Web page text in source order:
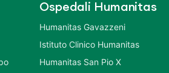
Ospedali Humanitas
Humanitas Gavazzeni
Istituto Clinico Humanitas
Humanitas San Pio X